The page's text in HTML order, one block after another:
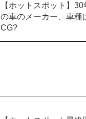
【ホットスポット】
の車のメーカー、車種
CG?